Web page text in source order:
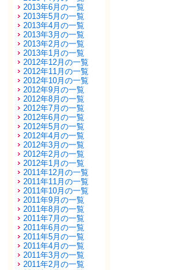
2013年6月の一覧
2013年5月の一覧
2013年4月の一覧
2013年3月の一覧
2013年2月の一覧
2013年1月の一覧
2012年12月の一覧
2012年11月の一覧
2012年10月の一覧
2012年9月の一覧
2012年8月の一覧
2012年7月の一覧
2012年6月の一覧
2012年5月の一覧
2012年4月の一覧
2012年3月の一覧
2012年2月の一覧
2012年1月の一覧
2011年12月の一覧
2011年11月の一覧
2011年10月の一覧
2011年9月の一覧
2011年8月の一覧
2011年7月の一覧
2011年6月の一覧
2011年5月の一覧
2011年4月の一覧
2011年3月の一覧
2011年2月の一覧